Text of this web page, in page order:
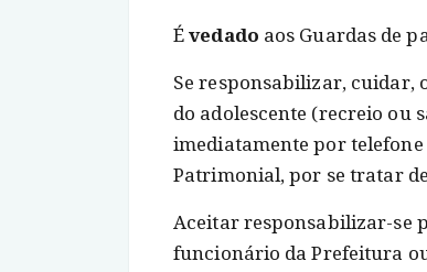
Évedado aos Guardas de
Se responsabilizar, cuidar,
do adolescente (recreio ou
imediatamente por telefone
Patrimonial, por se tratar
Aceitar responsabilizar-se
funcionário da Prefeitura